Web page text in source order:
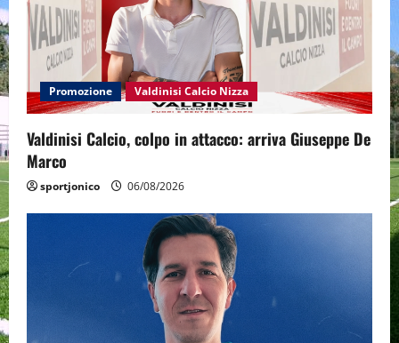
Promozione Valdinisi Calcio Nizza
Valdinisi Calcio, colpo in attacco: arriva Giuseppe De
Marco
sportjonico 06/08/2026